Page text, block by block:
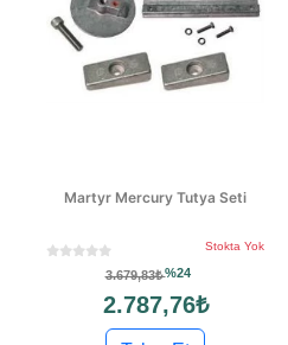
Martyr Mercury Tutya Seti
Stokta Yok
3.679,83₺%24
2.787,76₺